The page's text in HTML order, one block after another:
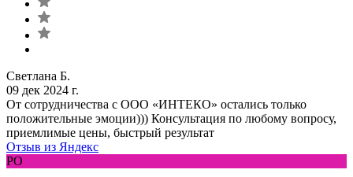
Светлана Б.
09 дек 2024 г.
От сотрудничества с ООО «ИНТЕКО» остались только
положительные эмоции))) Консультация по любому вопросу,
приемлимые цены, быстрый результат
Отзыв из Яндекс
РО